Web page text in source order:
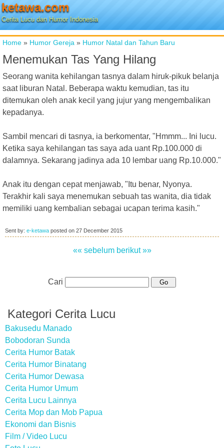
ketawa.com
Cerita Lucu dan Humor Indonesia
Home » Humor Gereja » Humor Natal dan Tahun Baru
Menemukan Tas Yang Hilang
Seorang wanita kehilangan tasnya dalam hiruk-pikuk belanja
saat liburan Natal. Beberapa waktu kemudian, tas itu
ditemukan oleh anak kecil yang jujur yang mengembalikan
kepadanya.
Sambil mencari di tasnya, ia berkomentar, "Hmmm... Ini lucu.
Ketika saya kehilangan tas saya ada uant Rp.100.000 di
dalamnya. Sekarang jadinya ada 10 lembar uang Rp.10.000."
Anak itu dengan cepat menjawab, "Itu benar, Nyonya.
Terakhir kali saya menemukan sebuah tas wanita, dia tidak
memiliki uang kembalian sebagai ucapan terima kasih."
Sent by: e-ketawa posted on 27 December 2015
«« sebelum berikut »»
Cari
Kategori Cerita Lucu
Bakusedu Manado
Bobodoran Sunda
Cerita Humor Batak
Cerita Humor Binatang
Cerita Humor Dewasa
Cerita Humor Umum
Cerita Lucu Lainnya
Cerita Mop dan Mob Papua
Ekonomi dan Bisnis
Film / Video Lucu